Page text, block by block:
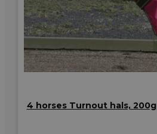
4 horses Turnout hals, 200g